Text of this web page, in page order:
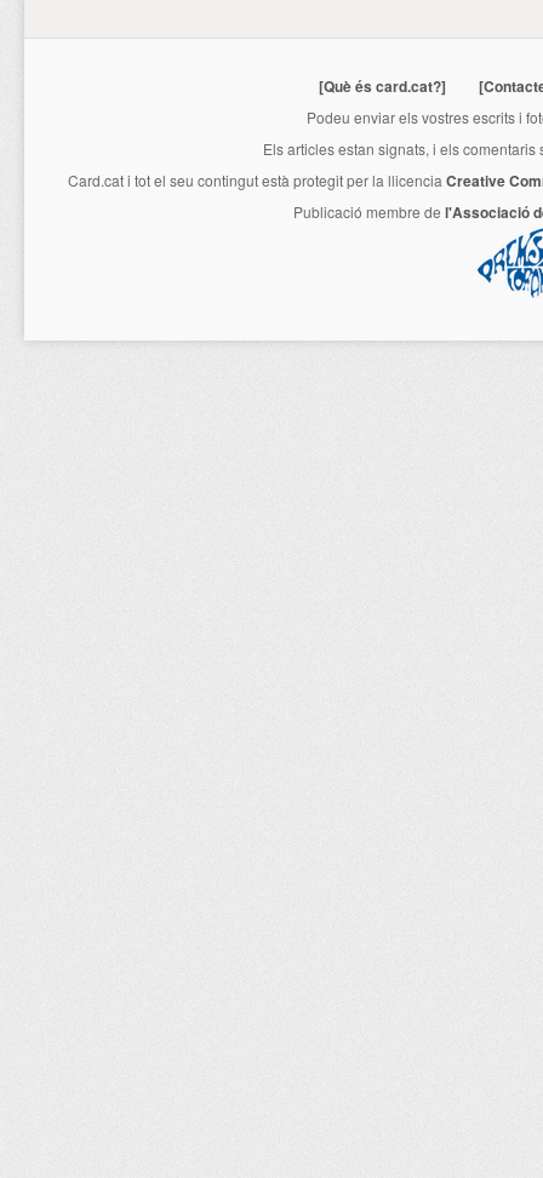
[Què és card.cat?]
Podeu enviar els vostres escrits i
Els articles estan signats, i els
Card.cati tot el seu contingut està protegit per la llicencia Creative
Publicació membre de l'Associació